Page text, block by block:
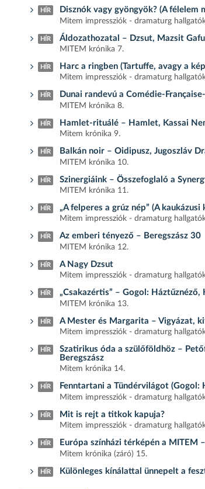
HÍR Disznók vagy gyöngyök? (A félelem
Mitem impressziók - dramaturg
HÍR Áldozathozatal – Dzsut, Mazsit
MITEM krónika 7.
HÍR Harc a ringben (Tartuffe, avagy a
Mitem impressziók - dramaturg
HÍR Dunai randevú a Comédie-Française-
MITEM krónika 8.
HÍR Hamlet-rituálé – Hamlet, Kassai
Mitem krónika 9.
HÍR Balkán noir – Oidipusz, Jugoszláv
MITEM krónika 10.
HÍR Szinergiáink – Összefoglaló a
MITEM krónika 11.
HÍR „A felperes a grúz nép” (A kaukázusi
Mitem impressziók - dramaturg
HÍR Az emberi tényező – Beregszász 30
MITEM krónika 12.
HÍR A Nagy Dzsut
Mitem impressziók - dramaturg
HÍR „Csakazértis” – Gogol:
MITEM krónika 13.
HÍR A Mester és Margarita – Vigyázat,
Mitem impressziók - dramaturg
HÍR
Szatirikus óda a szülőföldhöz –
Beregszász
Mitem krónika 14.
HÍR Fenntartani a Tündérvilágot (Gogol:
Mitem impressziók - dramaturg
HÍR Mit is rejt a titkok kapuja?
Mitem impressziók - dramaturg
HÍR Európa színházi térképén a MITEM
Mitem krónika (záró) 15.
HÍR Különleges kínálattal ünnepelt a